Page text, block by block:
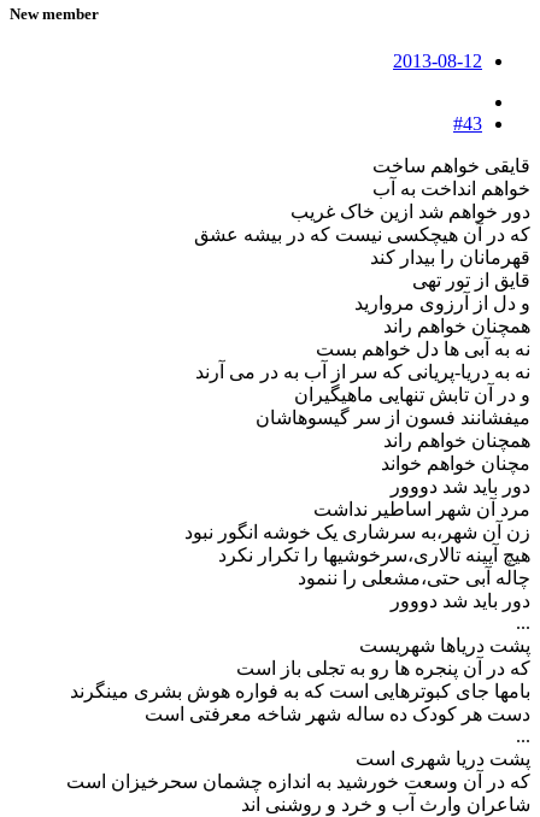
New member
2013-08-12
#43
قایقی خواهم ساخت
خواهم انداخت به آب
دور خواهم شد ازین خاک غریب
که در آن هیچکسی نیست که در بیشه عشق
قهرمانان را بیدار کند
قایق از تور تهی
و دل از آرزوی مروارید
همچنان خواهم راند
نه به آبی ها دل خواهم بست
نه به دریا-پریانی که سر از آب به در می آرند
و در آن تابش تنهایی ماهیگیران
میفشانند فسون از سر گیسوهاشان
همچنان خواهم راند
مچنان خواهم خواند
دور باید شد دووور
مرد آن شهر اساطیر نداشت
زن آن شهر،به سرشاری یک خوشه انگور نبود
هیچ آیینه تالاری،سرخوشیها را تکرار نکرد
چاله آبی حتی،مشعلی را ننمود
دور باید شد دووور
...
پشت دریاها شهریست
که در آن پنجره ها رو به تجلی باز است
بامها جای کبوترهایی است که به فواره هوش بشری مینگرند
دست هر کودک ده ساله شهر شاخه معرفتی است
...
پشت دریا شهری است
که در آن وسعت خورشید به اندازه چشمان سحرخیزان است
شاعران وارث آب و خرد و روشنی اند